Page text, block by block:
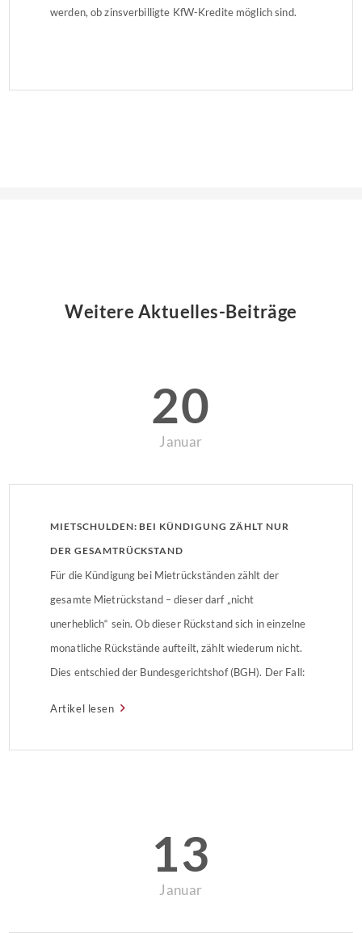
werden, ob zinsverbilligte KfW-Kredite möglich sind.
Weitere Aktuelles-Beiträge
20
Januar
MIETSCHULDEN: BEI KÜNDIGUNG ZÄHLT NUR
DER GESAMTRÜCKSTAND
Für die Kündigung bei Mietrückständen zählt der
gesamte Mietrückstand – dieser darf „nicht
unerheblich“ sein. Ob dieser Rückstand sich in einzelne
monatliche Rückstände aufteilt, zählt wiederum nicht.
Dies entschied der Bundesgerichtshof (BGH). Der Fall:
Artikel lesen
13
Januar